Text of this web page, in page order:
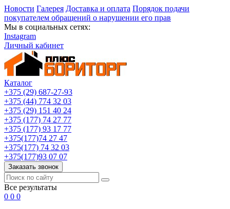
Новости Галерея Доставка и оплата Порядок подачи
покупателем обращений о нарушении его прав
Мы в социальных сетях:
Instagram
Личный кабинет
Каталог
+375 (29) 687-27-93
+375 (44) 774 32 03
+375 (29) 151 40 24
+375 (177) 74 27 77
+375 (177) 93 17 77
+375(177)74 27 47
+375(177) 74 32 03
+375(177)93 07 07
Заказать звонок
Все результаты
0 0 0